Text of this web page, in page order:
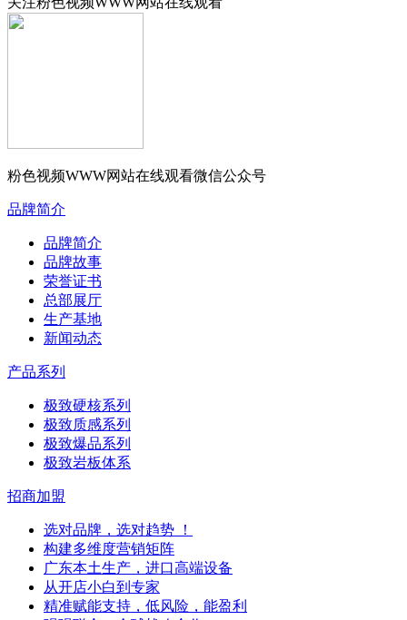
粉色视频WWW网站在线观看微信公众号
品牌简介
品牌简介
品牌故事
荣誉证书
总部展厅
生产基地
新闻动态
产品系列
极致硬核系列
极致质感系列
极致爆品系列
极致岩板体系
招商加盟
选对品牌，选对趋势 ！
构建多维度营销矩阵
广东本土生产，进口高端设备
从开店小白到专家
精准赋能支持，低风险，能盈利